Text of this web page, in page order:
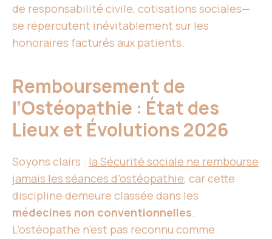
de responsabilité civile, cotisations sociales—
se répercutent inévitablement sur les
honoraires facturés aux patients.
Remboursement de
l’Ostéopathie : État des
Lieux et Évolutions 2026
Soyons clairs : la Sécurité sociale ne rembourse
jamais les séances d’ostéopathie, car cette
discipline demeure classée dans les
médecines non conventionnelles.
L’ostéopathe n’est pas reconnu comme